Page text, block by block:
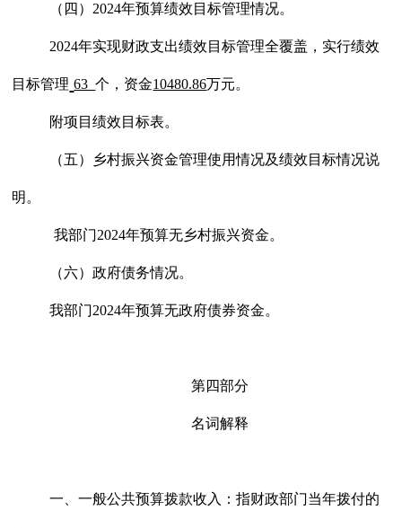
（四） 2024年预算绩效目标管理情况。
2024年实现财政支出绩效目标管理全覆盖，实行绩效
目标管理 63个，资金10480.86万元。
附项目绩效目标表。
（五）乡村振兴资金管理使用情况及绩效目标情况说
明。
我部门2024年预算无乡村振兴资金。
（六）政府债务情况。
我部门2024年预算无政府债券资金。
第四部分
名词解释
一、一般公共预算拨款收入：指财政部门当年拨付的